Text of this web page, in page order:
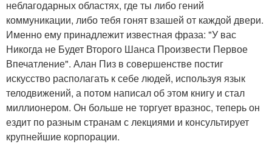
неблагодарных областях, где ты либо гений
коммуникации, либо тебя гонят взашей от каждой двери.
Именно ему принадлежит известная фраза: "У вас
Никогда не Будет Второго Шанса Произвести Первое
Впечатление". Алан Пиз в совершенстве постиг
искусство располагать к себе людей, используя язык
телодвижений, а потом написал об этом книгу и стал
миллионером. Он больше не торгует вразнос, теперь он
ездит по разным странам с лекциями и консультирует
крупнейшие корпорации.